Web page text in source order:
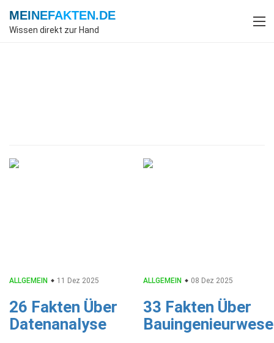
MEINEFAKTEN.DE
Wissen direkt zur Hand
ALLGEMEIN 11 Dez 2025
26 Fakten Über
Datenanalyse
ALLGEMEIN 08 Dez 2025
33 Fakten Über